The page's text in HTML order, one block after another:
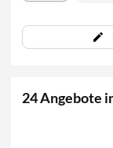
24 Angebote